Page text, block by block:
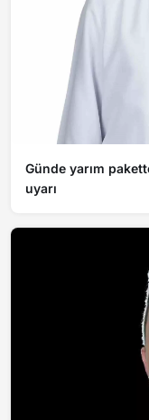
Günde yarım
uyarı